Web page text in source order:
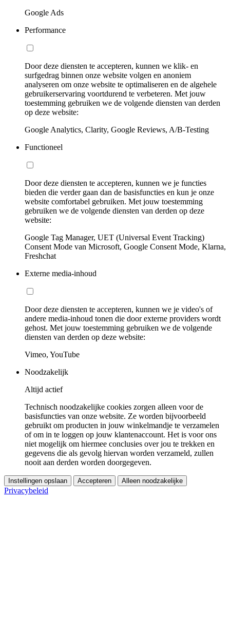
Google Ads
Performance
Door deze diensten te accepteren, kunnen we klik- en
surfgedrag binnen onze website volgen en anoniem
analyseren om onze website te optimaliseren en de algehele
gebruikerservaring voortdurend te verbeteren. Met jouw
toestemming gebruiken we de volgende diensten van derden
op deze website:
Google Analytics, Clarity, Google Reviews, A/B-Testing
Functioneel
Door deze diensten te accepteren, kunnen we je functies
bieden die verder gaan dan de basisfuncties en kun je onze
website comfortabel gebruiken. Met jouw toestemming
gebruiken we de volgende diensten van derden op deze
website:
Google Tag Manager, UET (Universal Event Tracking)
Consent Mode van Microsoft, Google Consent Mode, Klarna,
Freshchat
Externe media-inhoud
Door deze diensten te accepteren, kunnen we je video's of
andere media-inhoud tonen die door externe providers wordt
gehost. Met jouw toestemming gebruiken we de volgende
diensten van derden op deze website:
Vimeo, YouTube
Noodzakelijk
Altijd actief
Technisch noodzakelijke cookies zorgen alleen voor de
basisfuncties van onze website. Ze worden bijvoorbeeld
gebruikt om producten in jouw winkelmandje te verzamelen
of om in te loggen op jouw klantenaccount. Het is voor ons
niet mogelijk om hiermee conclusies over jou te trekken en
gegevens die als gevolg hiervan worden verzameld, zullen
nooit aan derden worden doorgegeven.
Instellingen opslaan Accepteren Alleen noodzakelijke
Privacybeleid